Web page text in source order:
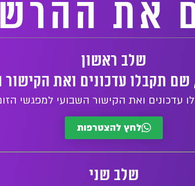
את
שלב ראשון
תקבלו עדכונים ואת הקישור
עדכונים ואת הקישור השבועי למפגשי
לחץ להצטרפות
שלב שני